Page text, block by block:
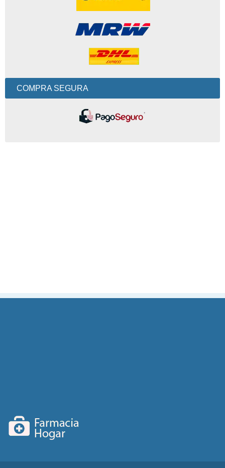
COMPRA SEGURA